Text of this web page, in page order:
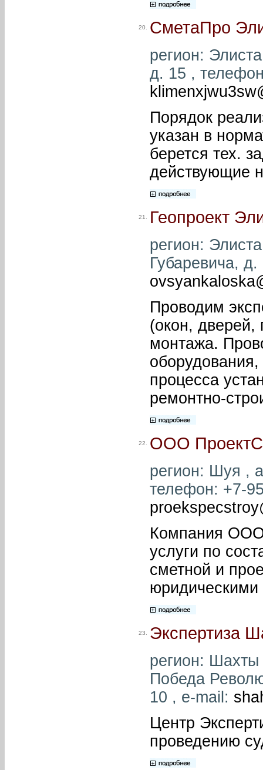
20. СметаПро
регион:
д. 15 ,
Порядок
указан в
берется тех.
действующие
21. Геопроект
регион:
Губаревича,
Проводим
(окон, дверей,
монтажа.
процесса
ремонтно-
22. ООО
регион: Шуя ,
телефон: +7-
Компания ООО
услуги по
сметной и
23. Экспертиза
регион:
Победа
10 , e-mail:
Центр
проведению